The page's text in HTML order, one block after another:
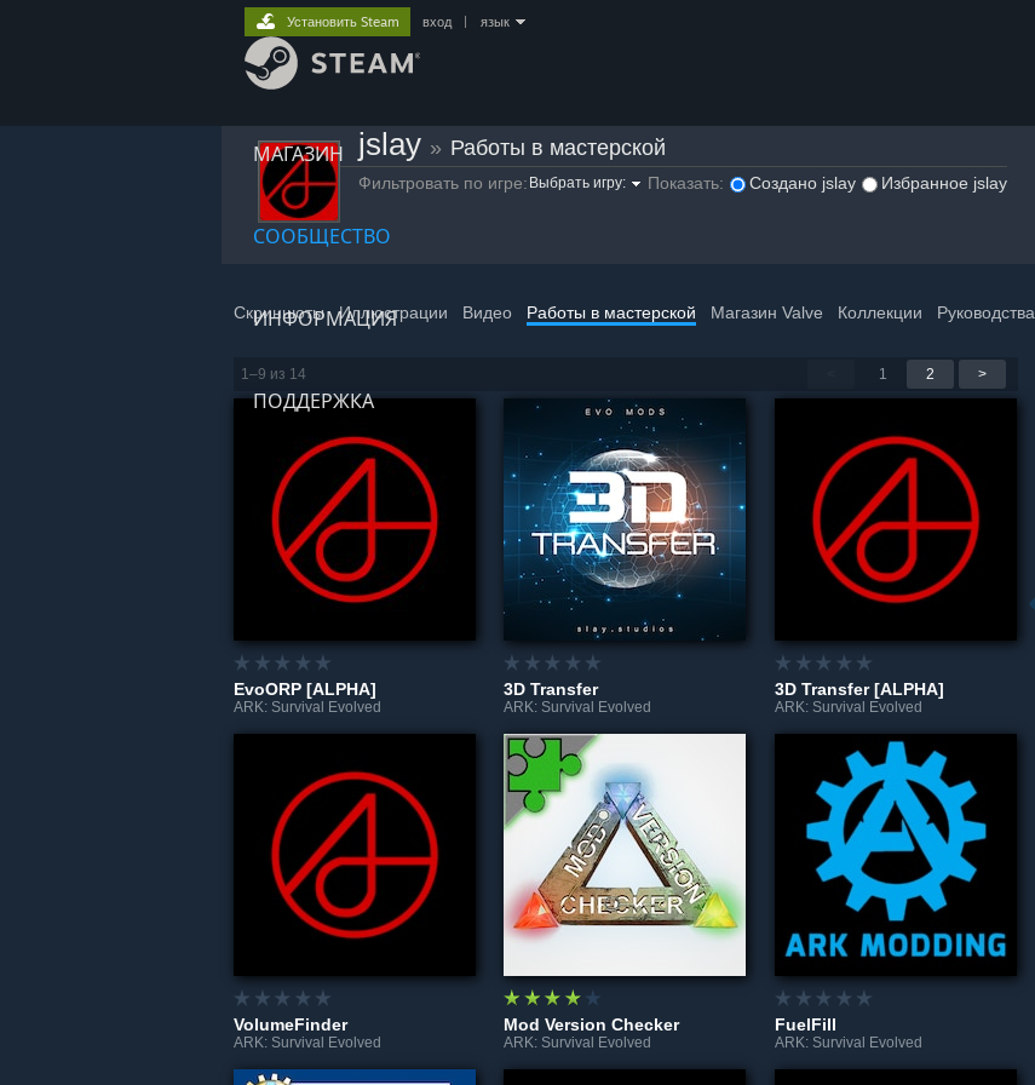
МАГАЗИН
СООБЩЕСТВО
ИНФОРМАЦИЯ
ПОДДЕРЖКА
Установить Steam вход язык
jslay » Работы в мастерской
Фильтровать по игре: Выбрать игру: Показать: Создано jslay Избранное jslay
Скриншоты Иллюстрации Видео Работы в мастерской Магазин Valve Коллекции Руководства
1–9 из 14 1 2 >
EvoORP [ALPHA]
ARK: Survival Evolved
3D Transfer
ARK: Survival Evolved
3D Transfer [ALPHA]
ARK: Survival Evolved
VolumeFinder
ARK: Survival Evolved
Mod Version Checker
ARK: Survival Evolved
FuelFill
ARK: Survival Evolved